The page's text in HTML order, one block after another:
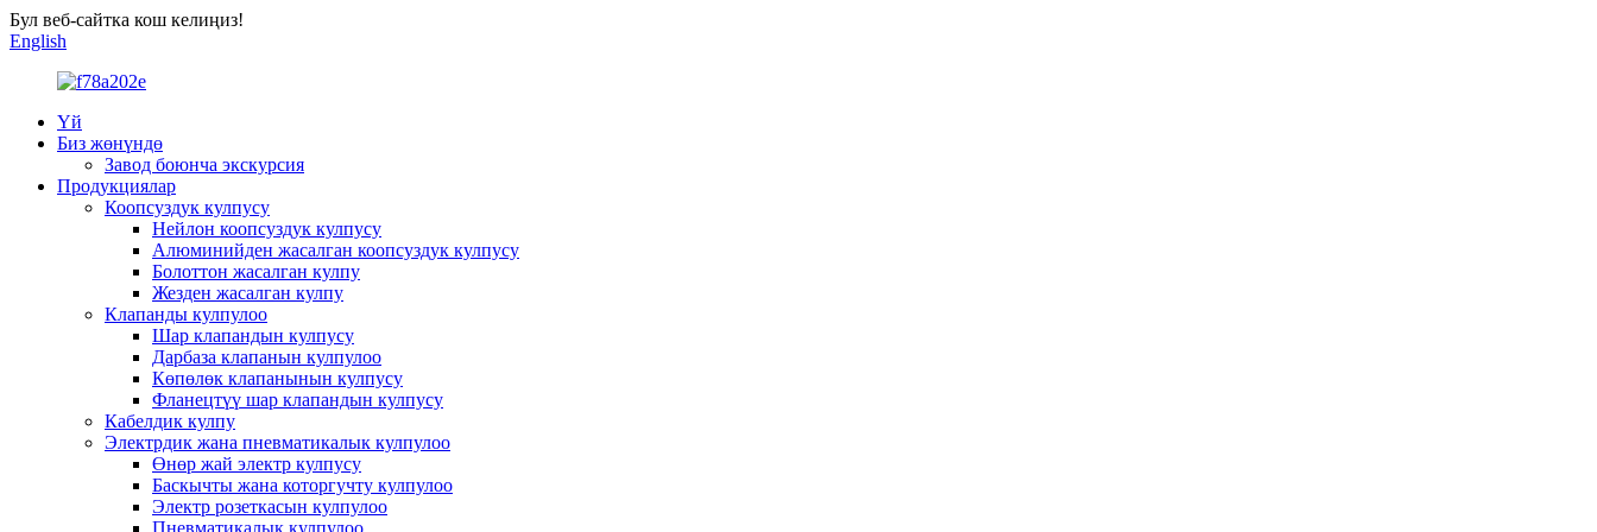
Бул веб-сайтка кош келиңиз!
English
Үй
Биз жөнүндө
Завод боюнча экскурсия
Продукциялар
Коопсуздук кулпусу
Нейлон коопсуздук кулпусу
Алюминийден жасалган коопсуздук кулпусу
Болоттон жасалган кулпу
Жезден жасалган кулпу
Клапанды кулпулоо
Шар клапандын кулпусу
Дарбаза клапанын кулпулоо
Көпөлөк клапанынын кулпусу
Фланецтүү шар клапандын кулпусу
Кабелдик кулпу
Электрдик жана пневматикалык кулпулоо
Өнөр жай электр кулпусу
Баскычты жана которгучту кулпулоо
Электр розеткасын кулпулоо
Пневматикалык кулпулоо